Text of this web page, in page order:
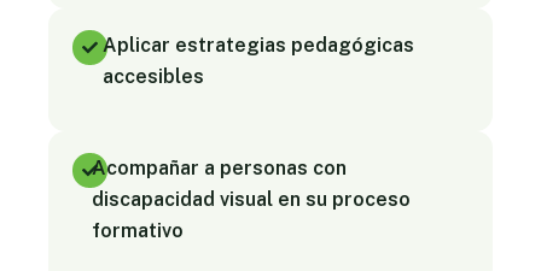
Aplicar estrategias pedagógicas
accesibles
Acompañar a personas con
discapacidad visual en su proceso
formativo